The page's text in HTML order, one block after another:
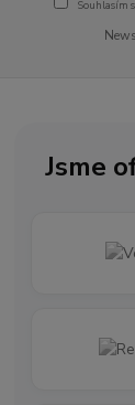
Souhlasím
Jsme